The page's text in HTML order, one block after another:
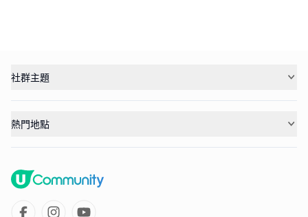
社群主題
熱門地點